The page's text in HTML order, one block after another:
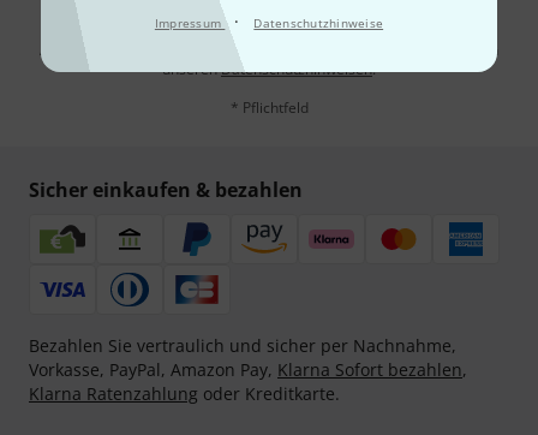
Impressum · Datenschutzhinweise
Mit Klick auf „Jetzt anmelden“ stimmen Sie dem Erhalt von E-Mail-
Werbung und einer Messung des E-Mail-Nutzungsverhaltens zu. Die
Abmeldung ist jederzeit möglich. Weitere Informationen finden Sie in
unserenDatenschutzhinweisen.
* Pflichtfeld
Sicher einkaufen & bezahlen
Bezahlen Sie vertraulich und sicher per Nachnahme,
Vorkasse, PayPal, Amazon Pay, Klarna Sofort bezahlen,
Klarna Ratenzahlung oder Kreditkarte.